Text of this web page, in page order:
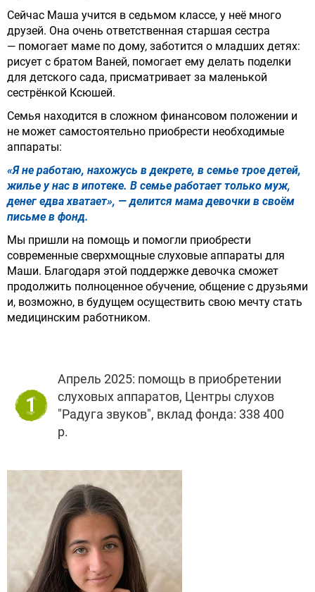
Сейчас Маша учится в седьмом классе, у неё много
друзей. Она очень ответственная старшая сестра
— помогает маме по дому, заботится о младших детях:
рисует с братом Ваней, помогает ему делать поделки
для детского сада, присматривает за маленькой
сестрёнкой Ксюшей.
Семья находится в сложном финансовом положении и
не может самостоятельно приобрести необходимые
аппараты:
«Я не работаю, нахожусь в декрете, в семье трое детей,
жилье у нас в ипотеке. В семье работает только муж,
денег едва хватает», — делится мама девочки в своём
письме в фонд.
Мы пришли на помощь и помогли приобрести
современные сверхмощные слуховые аппараты для
Маши. Благодаря этой поддержке девочка сможет
продолжить полноценное обучение, общение с друзьями
и, возможно, в будущем осуществить свою мечту стать
медицинским работником.
1
Апрель 2025: помощь в приобретении
слуховых аппаратов, Центры слухов
"Радуга звуков", вклад фонда: 338 400
р.